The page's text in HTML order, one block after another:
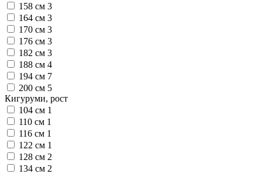
158 см 3
164 см 3
170 см 3
176 см 3
182 см 3
188 см 4
194 см 7
200 см 5
Кигуруми, рост
104 см 1
110 см 1
116 см 1
122 см 1
128 см 2
134 см 2